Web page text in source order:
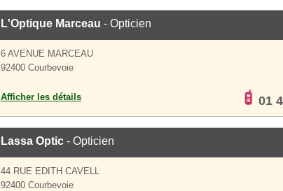
L'Optique Marceau - Opticien
6 AVENUE MARCEAU
92400 Courbevoie
Afficher les détails 01
Lassa Optic - Opticien
44 RUE EDITH CAVELL
92400 Courbevoie